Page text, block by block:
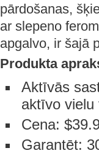
pārdošanas,
ar slepeno
apgalvo, ir šajā
Produkta
Aktīvās
aktīvo vielu
Cena:
Garantēt: